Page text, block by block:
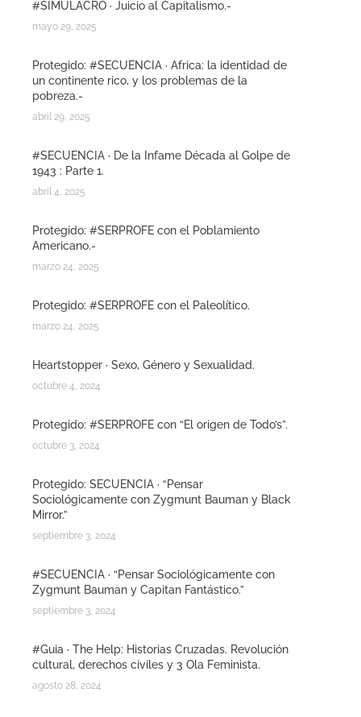
#SIMULACRO · Juicio al Capitalismo.-
mayo 29, 2025
Protegido: #SECUENCIA · Africa: la identidad de
un continente rico, y los problemas de la
pobreza.-
abril 29, 2025
#SECUENCIA · De la Infame Década al Golpe de
1943 : Parte 1.
abril 4, 2025
Protegido: #SERPROFE con el Poblamiento
Americano.-
marzo 24, 2025
Protegido: #SERPROFE con el Paleolítico.
marzo 24, 2025
Heartstopper · Sexo, Género y Sexualidad.
octubre 4, 2024
Protegido: #SERPROFE con “El origen de Todo’s”.
octubre 3, 2024
Protegido: SECUENCIA · “Pensar
Sociológicamente con Zygmunt Bauman y Black
Mirror.”
septiembre 3, 2024
#SECUENCIA · “Pensar Sociológicamente con
Zygmunt Bauman y Capitan Fantástico.”
septiembre 3, 2024
#Guia · The Help: Historias Cruzadas. Revolución
cultural, derechos civiles y 3 Ola Feminista.
agosto 28, 2024